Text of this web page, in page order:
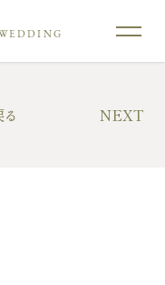
プト NEXT